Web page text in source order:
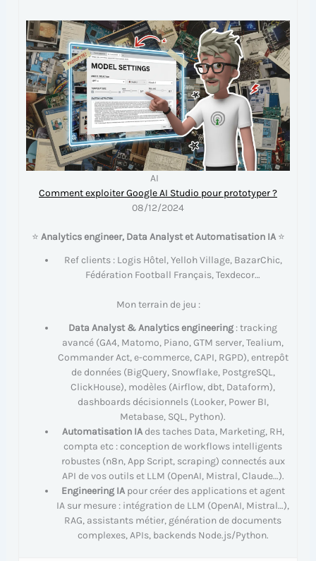
AI
Comment exploiter Google AI Studio pour prototyper ?
08/12/2024
⭐ Analytics engineer, Data Analyst et Automatisation IA⭐
Ref clients : Logis Hôtel, Yelloh Village, BazarChic,
Fédération Football Français, Texdecor…
Mon terrain de jeu :
Data Analyst & Analytics engineering : tracking
avancé (GA4, Matomo, Piano, GTM server, Tealium,
Commander Act, e-commerce, CAPI, RGPD), entrepôt
de données (BigQuery, Snowflake, PostgreSQL,
ClickHouse), modèles (Airflow, dbt, Dataform),
dashboards décisionnels (Looker, Power BI,
Metabase, SQL, Python).
Automatisation IAdes taches Data, Marketing, RH,
compta etc : conception de workflows intelligents
robustes (n8n, App Script, scraping) connectés aux
API de vos outils et LLM (OpenAI, Mistral, Claude…).
Engineering IApour créer des applications et agent
IA sur mesure : intégration de LLM (OpenAI, Mistral…),
RAG, assistants métier, génération de documents
complexes, APIs, backends Node.js/Python.